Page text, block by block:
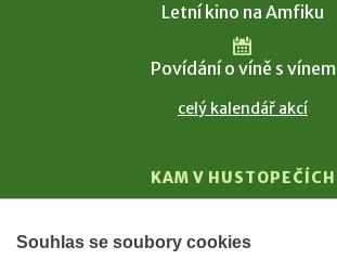
Letní kino na Amfiku
Povídání o víně s vínem
celý kalendář akcí
KAM V HUSTOPEČÍCH
T. G. Masaryk
Souhlas se soubory cookies